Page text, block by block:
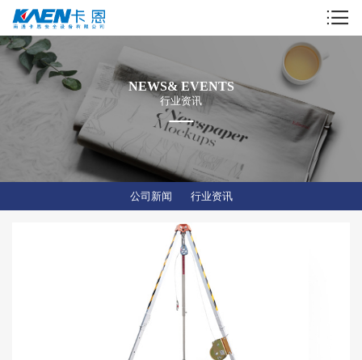
NEWS& EVENTS
行业资讯
公司新闻 行业资讯